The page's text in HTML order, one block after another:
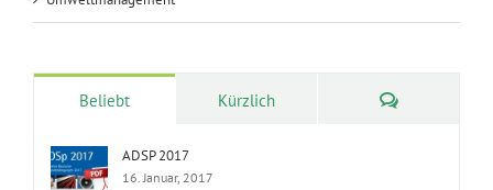
Beliebt Kürzlich Kommentare
ADSP 2017
16. Januar, 2017